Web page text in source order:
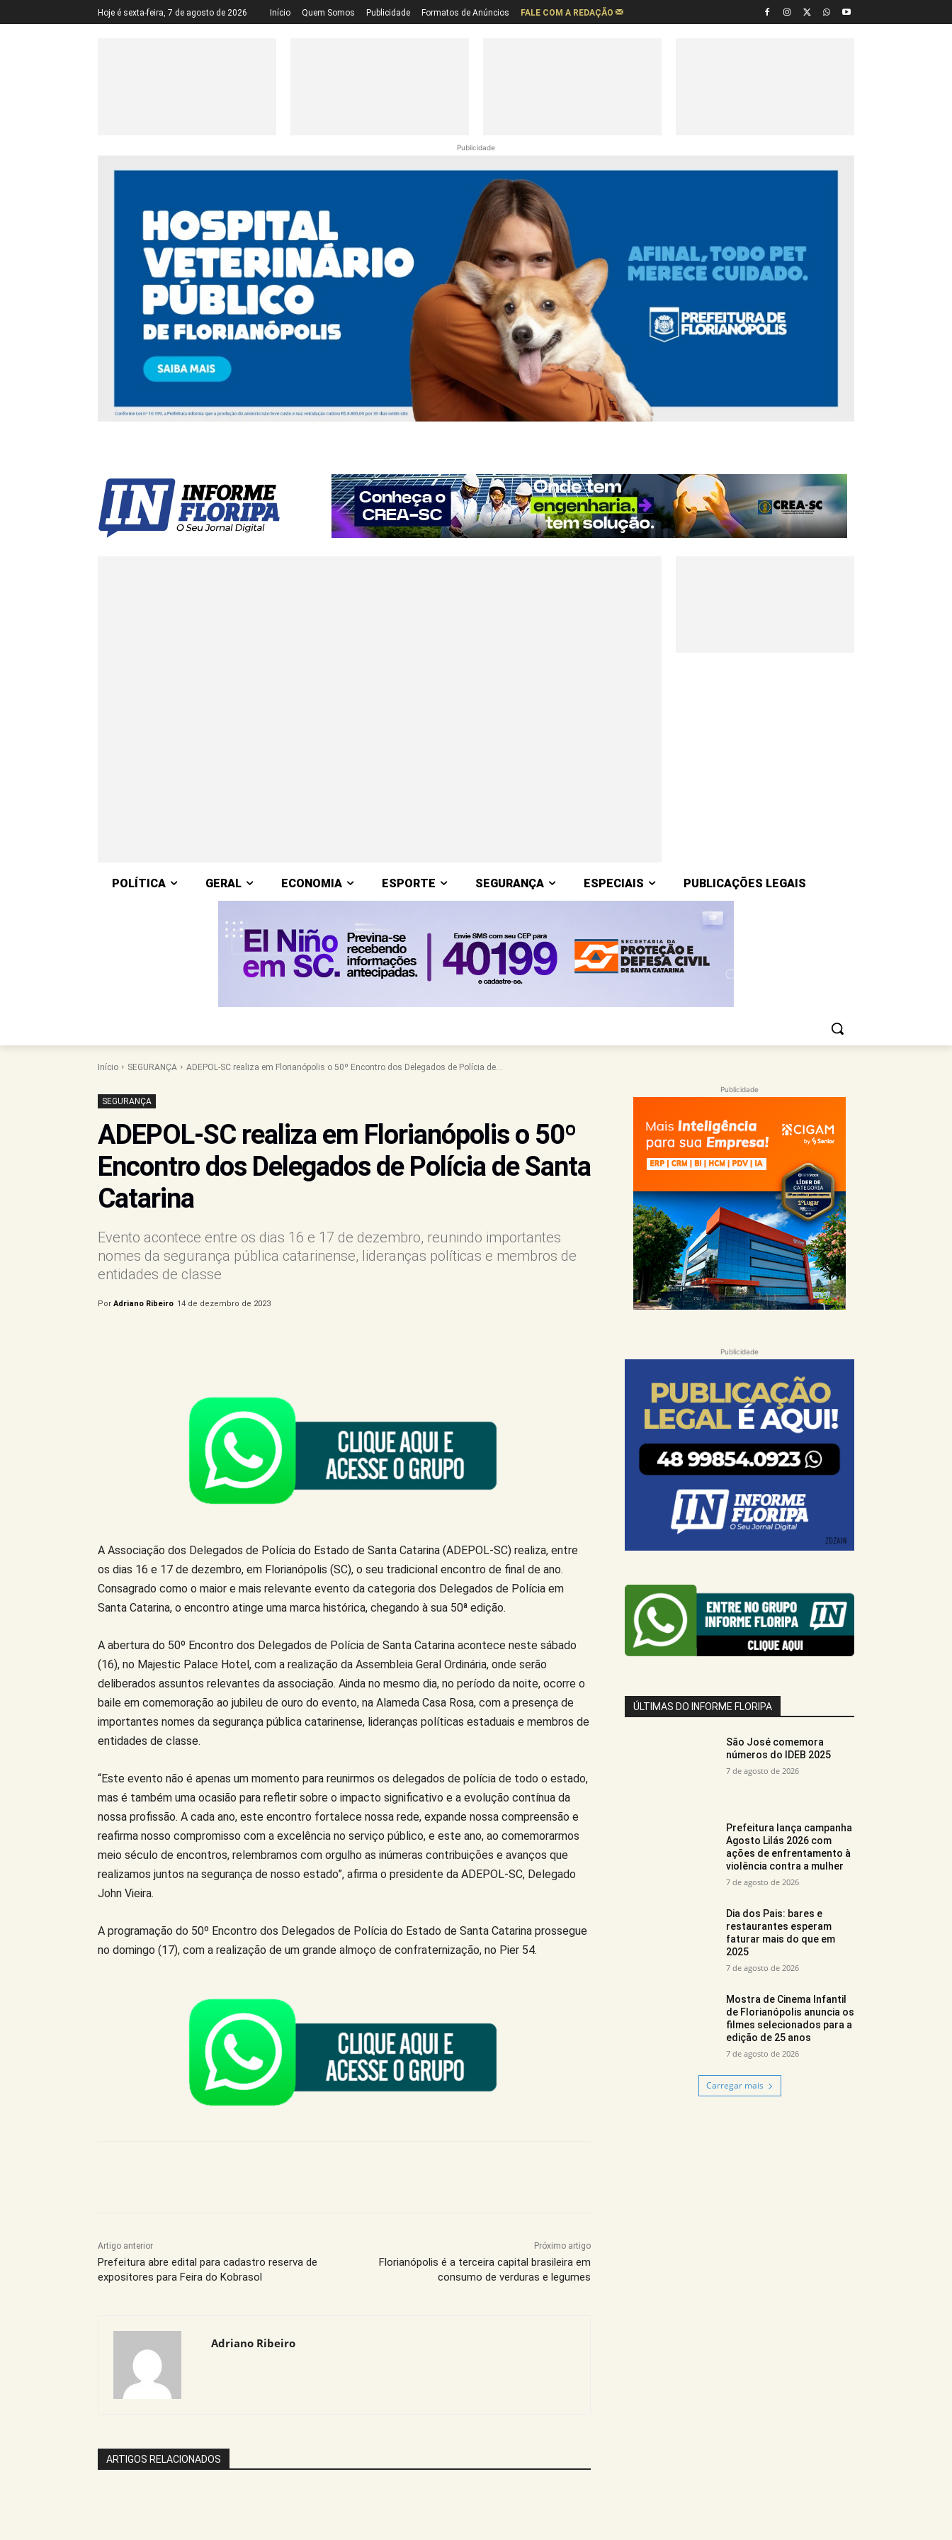
Hoje é sexta-feira, 7 de agosto de 2026 Início Quem Somos Publicidade Formatos de Anúncios FALE COM A REDAÇÃO
Publicidade
POLÍTICA GERAL ECONOMIA ESPORTE SEGURANÇA ESPECIAIS PUBLICAÇÕES LEGAIS
Início SEGURANÇA ADEPOL-SC realiza em Florianópolis o 50º Encontro dos Delegados de Polícia de...
SEGURANÇA
ADEPOL-SC realiza em Florianópolis o 50º
Encontro dos Delegados de Polícia de Santa
Catarina
Evento acontece entre os dias 16 e 17 de dezembro, reunindo importantes
nomes da segurança pública catarinense, lideranças políticas e membros de
entidades de classe
Por Adriano Ribeiro 14 de dezembro de 2023
A Associação dos Delegados de Polícia do Estado de Santa Catarina (ADEPOL-SC) realiza, entre
os dias 16 e 17 de dezembro, em Florianópolis (SC), o seu tradicional encontro de final de ano.
Consagrado como o maior e mais relevante evento da categoria dos Delegados de Polícia em
Santa Catarina, o encontro atinge uma marca histórica, chegando à sua 50ª edição.
A abertura do 50º Encontro dos Delegados de Polícia de Santa Catarina acontece neste sábado
(16), no Majestic Palace Hotel, com a realização da Assembleia Geral Ordinária, onde serão
deliberados assuntos relevantes da associação. Ainda no mesmo dia, no período da noite, ocorre o
baile em comemoração ao jubileu de ouro do evento, na Alameda Casa Rosa, com a presença de
importantes nomes da segurança pública catarinense, lideranças políticas estaduais e membros de
entidades de classe.
“Este evento não é apenas um momento para reunirmos os delegados de polícia de todo o estado,
mas é também uma ocasião para refletir sobre o impacto significativo e a evolução contínua da
nossa profissão. A cada ano, este encontro fortalece nossa rede, expande nossa compreensão e
reafirma nosso compromisso com a excelência no serviço público, e este ano, ao comemorarmos
meio século de encontros, relembramos com orgulho as inúmeras contribuições e avanços que
realizamos juntos na segurança de nosso estado”, afirma o presidente da ADEPOL-SC, Delegado
John Vieira.
A programação do 50º Encontro dos Delegados de Polícia do Estado de Santa Catarina prossegue
no domingo (17), com a realização de um grande almoço de confraternização, no Pier 54.
Artigo anterior
Prefeitura abre edital para cadastro reserva de
expositores para Feira do Kobrasol
Próximo artigo
Florianópolis é a terceira capital brasileira em
consumo de verduras e legumes
Adriano Ribeiro
ARTIGOS RELACIONADOS
Publicidade
Publicidade
ÚLTIMAS DO INFORME FLORIPA
São José comemora
números do IDEB 2025
7 de agosto de 2026
Prefeitura lança campanha
Agosto Lilás 2026 com
ações de enfrentamento à
violência contra a mulher
7 de agosto de 2026
Dia dos Pais: bares e
restaurantes esperam
faturar mais do que em
2025
7 de agosto de 2026
Mostra de Cinema Infantil
de Florianópolis anuncia os
filmes selecionados para a
edição de 25 anos
7 de agosto de 2026
Carregar mais